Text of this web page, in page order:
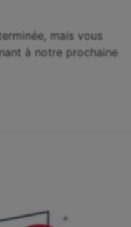
mais vous
à notre prochaine